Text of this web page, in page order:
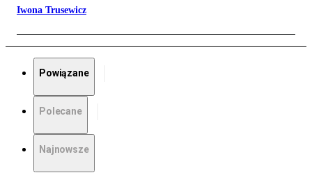
Iwona Trusewicz
Powiązane
Polecane
Najnowsze